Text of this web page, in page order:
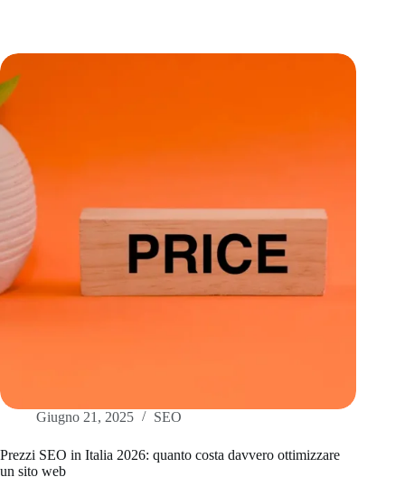
Giugno 21, 2025 SEO
Prezzi SEO in Italia 2026: quanto costa davvero ottimizzare
un sito web